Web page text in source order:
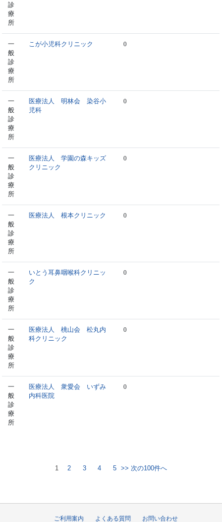
診
療
所
一
般
診
療
所
こが小児科クリニック 0
一
般
診
療
所
医療法人 明林会 染谷小
児科
0
一
般
診
療
所
医療法人 学園の森キッズ
クリニック
0
一
般
診
療
所
医療法人 根本クリニック 0
一
般
診
療
所
いとう耳鼻咽喉科クリニッ
ク
0
一
般
診
療
所
医療法人 桃山会 松丸内
科クリニック
0
一
般
診
療
所
医療法人 衆愛会 いずみ
内科医院
0
1 2 3 4 5 >> 次の100件へ
ご利用案内 よくある質問 お問い合わせ